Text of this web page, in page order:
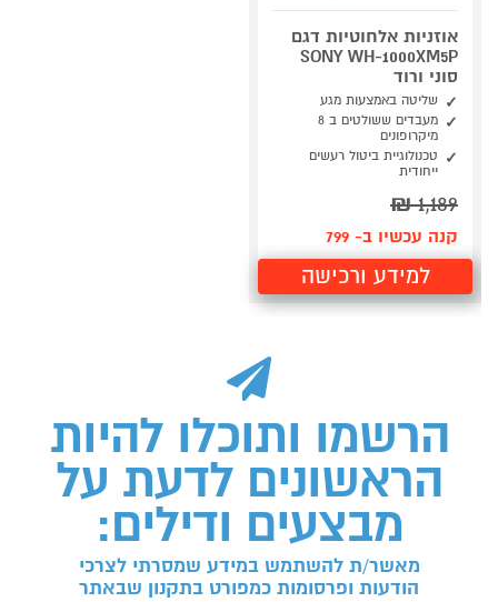
אוזניות אלחוטיות דגם
SONY WH-1000XM5P
סוני ורוד
שליטה באמצעות מגע
מעבדים ששולטים ב 8
מיקרופונים
טכנולוגיית ביטול רעשים
ייחודית
1,189
₪
קנה עכשיו ב- 799
למידע ורכישה
הרשמו ותוכלו להיות
הראשונים לדעת על
מבצעים ודילים:
מאשר/ת להשתמש במידע שמסרתי לצרכי
הודעות ופרסומות כמפורט בתקנון שבאתר